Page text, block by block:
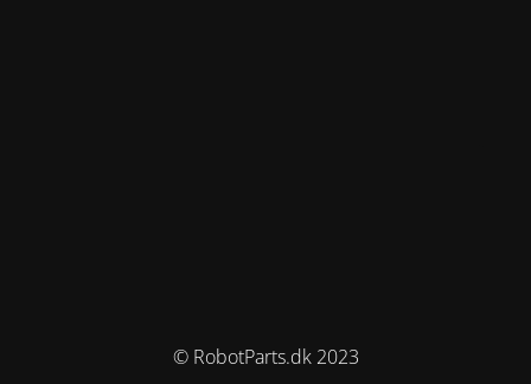
© RobotParts.dk 2023